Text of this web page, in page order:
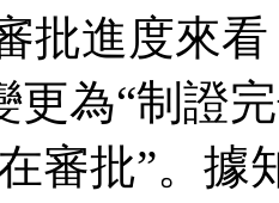
批進度來
更為“制證
審批”。據